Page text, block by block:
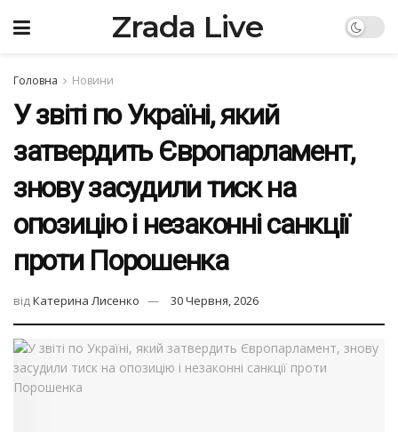
Zrada Live
Головна Новини
У звіті по Україні, який
затвердить Європарламент,
знову засудили тиск на
опозицію і незаконні санкції
проти Порошенка
відКатерина Лисенко 30 Червня, 2026